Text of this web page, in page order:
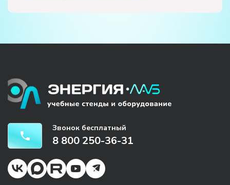
Звонок бесплатный
8 800 250-36-31